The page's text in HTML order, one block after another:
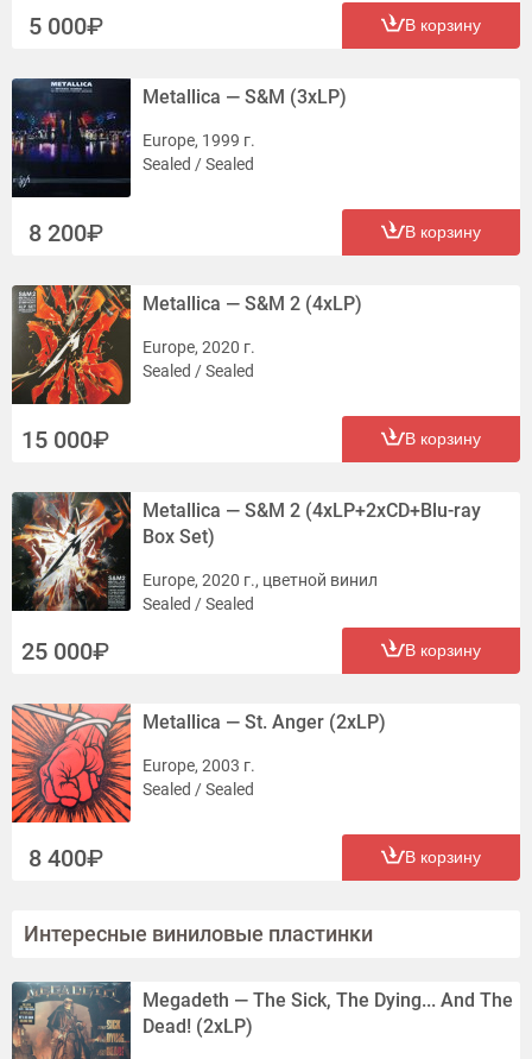
5 000 В корзину
Metallica — S&M (3xLP)
Europe, 1999 г.
Sealed / Sealed
8 200 В корзину
Metallica — S&M 2 (4xLP)
Europe, 2020 г.
Sealed / Sealed
15 000 В корзину
Metallica — S&M 2 (4xLP+2xCD+Blu-ray
Box Set)
Europe, 2020 г., цветной винил
Sealed / Sealed
25 000 В корзину
Metallica — St. Anger (2xLP)
Europe, 2003 г.
Sealed / Sealed
8 400 В корзину
Интересные виниловые пластинки
Megadeth — The Sick, The Dying... And The
Dead! (2xLP)